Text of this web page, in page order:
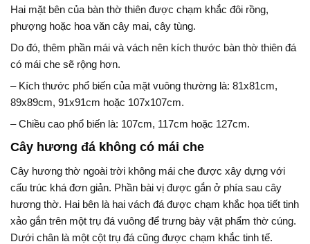
Hai mặt bên của bàn thờ thiên được chạm khắc đôi rồng,
phượng hoặc hoa văn cây mai, cây tùng.
Do đó, thêm phần mái và vách nên kích thước bàn thờ thiên đá
có mái che sẽ rộng hơn.
– Kích thước phổ biến của mặt vuông thường là: 81x81cm,
89x89cm, 91x91cm hoặc 107x107cm.
– Chiều cao phổ biến là: 107cm, 117cm hoặc 127cm.
Cây hương đá không có mái che
Cây hương thờ ngoài trời không mái che được xây dựng với
cấu trúc khá đơn giản. Phần bài vị được gắn ở phía sau cây
hương thờ. Hai bên là hai vách đá được chạm khắc họa tiết tinh
xảo gắn trên một trụ đá vuông để trưng bày vật phẩm thờ cúng.
Dưới chân là một cột trụ đá cũng được chạm khắc tinh tế.